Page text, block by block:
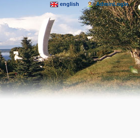
english AdminLogIn